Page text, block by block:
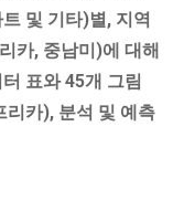
및 기타)별, 지역
카, 중남미)에 대해
표와 45개 그림
리카), 분석 및 예측